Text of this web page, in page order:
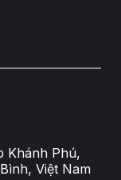
Khánh Phú,
Việt Nam